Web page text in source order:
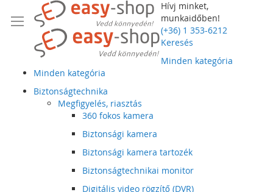
Hívj minket,
munkaidőben!
(+36) 1 353-6212
Keresés
Minden kategória
Minden kategória
Biztonságtechnika
Megfigyelés, riasztás
360 fokos kamera
Biztonsági kamera
Biztonsági kamera tartozék
Biztonságtechnikai monitor
Digitális video rögzítő (DVR)